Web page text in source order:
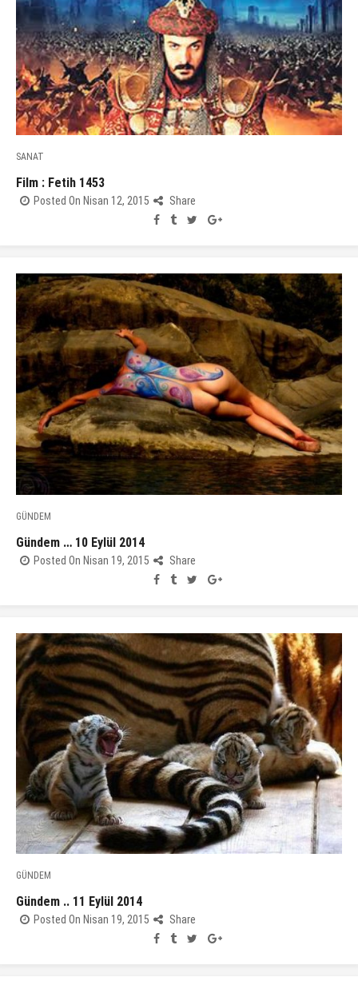
SANAT
Film : Fetih 1453
Posted On Nisan 12, 2015 Share
GÜNDEM
Gündem … 10 Eylül 2014
Posted On Nisan 19, 2015 Share
GÜNDEM
Gündem .. 11 Eylül 2014
Posted On Nisan 19, 2015 Share